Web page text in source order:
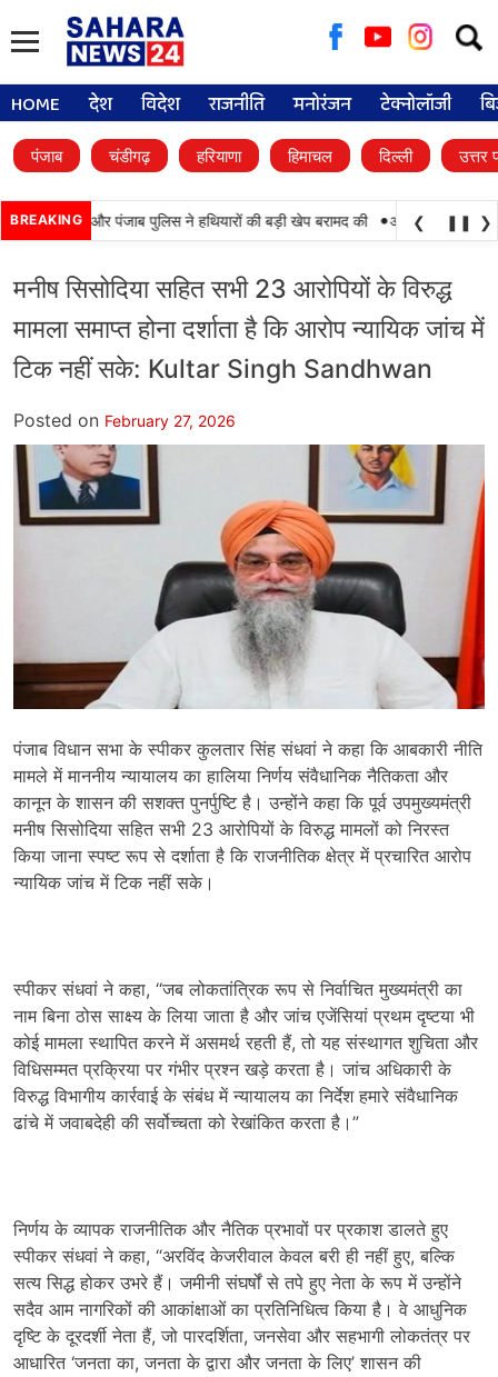
for:
HOME देश विदेश राजनीति मनोरंजन टेक्नोलॉजी
पंजाब चंडीगढ़ हरियाणा हिमाचल दिल्ली उत्तर
BREAKINGBSF और पंजाब पुलिस ने हथियारों की बड़ी खेप बरामद की • अमन अरोड़ा ने
❮ ❚❚ ❯
मनीष सिसोदिया सहित सभी 23 आरोपियों के विरुद्ध
मामला समाप्त होना दर्शाता है कि आरोप न्यायिक जांच में
टिक नहीं सके: Kultar Singh Sandhwan
Posted on February 27, 2026
पंजाब विधान सभा के स्पीकर कुलतार सिंह संधवां ने कहा कि आबकारी नीति
मामले में माननीय न्यायालय का हालिया निर्णय संवैधानिक नैतिकता और
कानून के शासन की सशक्त पुनर्पुष्टि है। उन्होंने कहा कि पूर्व उपमुख्यमंत्री
मनीष सिसोदिया सहित सभी 23 आरोपियों के विरुद्ध मामलों को निरस्त
किया जाना स्पष्ट रूप से दर्शाता है कि राजनीतिक क्षेत्र में प्रचारित आरोप
न्यायिक जांच में टिक नहीं सके।
स्पीकर संधवां ने कहा, “जब लोकतांत्रिक रूप से निर्वाचित मुख्यमंत्री का
नाम बिना ठोस साक्ष्य के लिया जाता है और जांच एजेंसियां प्रथम दृष्टया भी
कोई मामला स्थापित करने में असमर्थ रहती हैं, तो यह संस्थागत शुचिता और
विधिसम्मत प्रक्रिया पर गंभीर प्रश्न खड़े करता है। जांच अधिकारी के
विरुद्ध विभागीय कार्रवाई के संबंध में न्यायालय का निर्देश हमारे संवैधानिक
ढांचे में जवाबदेही की सर्वोच्चता को रेखांकित करता है।”
निर्णय के व्यापक राजनीतिक और नैतिक प्रभावों पर प्रकाश डालते हुए
स्पीकर संधवां ने कहा, “अरविंद केजरीवाल केवल बरी ही नहीं हुए, बल्कि
सत्य सिद्ध होकर उभरे हैं। जमीनी संघर्षों से तपे हुए नेता के रूप में उन्होंने
सदैव आम नागरिकों की आकांक्षाओं का प्रतिनिधित्व किया है। वे आधुनिक
दृष्टि के दूरदर्शी नेता हैं, जो पारदर्शिता, जनसेवा और सहभागी लोकतंत्र पर
आधारित ‘जनता का, जनता के द्वारा और जनता के लिए’ शासन की